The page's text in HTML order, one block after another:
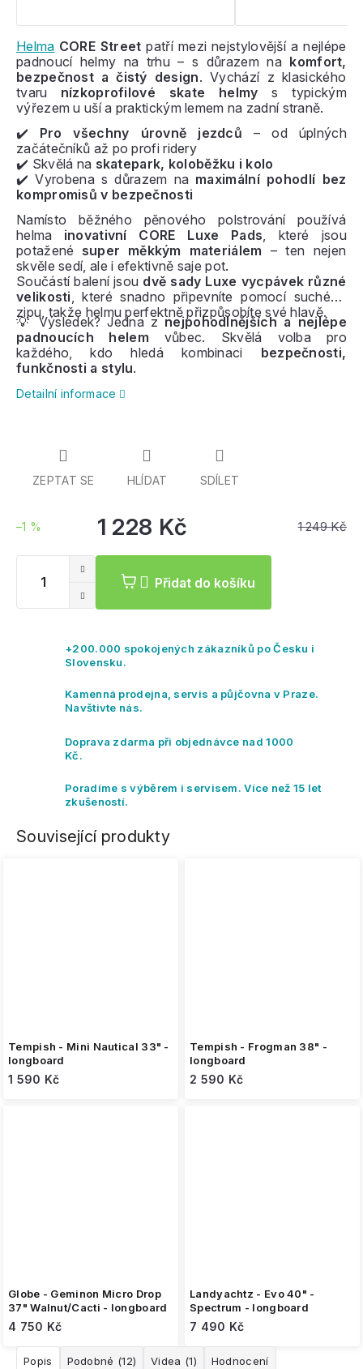
1 249 Kč
–1 % 1 228 Kč
cena:
Přidat do košíku
Helma CORE Streetpatří mezi nejstylovější a nejlépe
padnoucí helmy na trhu – s důrazem na komfort,
bezpečnost a čistý design. Vychází z klasického
tvaru nízkoprofilové skate helmy s typickým
výřezem u uší a praktickým lemem na zadní straně.
✔️ Pro všechny úrovně jezdců – od úplných
začátečníků až po profi ridery
✔️ Skvělá na skatepark, koloběžku i kolo
✔️ Vyrobena s důrazem na maximální pohodlí bez
kompromisů v bezpečnosti
Namísto běžného pěnového polstrování používá
helma inovativní CORE Luxe Pads, které jsou
potažené super měkkým materiálem – ten nejen
skvěle sedí, ale i efektivně saje pot.
Součástí balení jsou dvě sady Luxe vycpávek různé
velikosti, které snadno připevníte pomocí suchého
zipu, takže helmu perfektně přizpůsobíte své hlavě.
💡 Výsledek? Jedna znejpohodlnějších a nejlépe
padnoucích helem vůbec. Skvělá volba pro
každého, kdo hledá kombinaci bezpečnosti,
funkčnosti a stylu.
Detailní informace
ZEPTAT SE HLÍDAT SDÍLET
+200.000 spokojených zákazníků po Česku i
Slovensku.
Kamenná prodejna, servis a půjčovna v Praze.
Navštivte nás.
Doprava zdarma při objednávce nad 1000
Kč.
Poradíme s výběrem i servisem. Více než 15 let
zkušeností.
Související produkty
Tempish - Mini Nautical 33" -
longboard
1 590 Kč
Tempish - Frogman 38" -
longboard
2 590 Kč
Globe - Geminon Micro Drop
37" Walnut/Cacti - longboard
4 750 Kč
Landyachtz - Evo 40" -
Spectrum - longboard
7 490 Kč
Popis Podobné (12) Videa (1) Hodnocení